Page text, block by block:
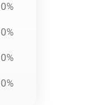
0%
0%
0%
0%